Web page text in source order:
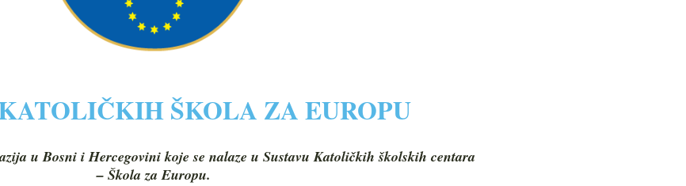
ŠKOLA ZA EUROPU
u Bosni i Hercegovini koje se nalaze u Sustavu Katoličkih školskih centara
– Škola za Europu.